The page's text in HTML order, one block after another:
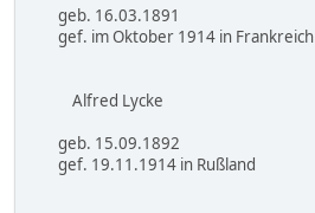
geb. 16.03.1891
gef. im Oktober 1914 in Frankreich
Alfred Lycke
geb. 15.09.1892
gef. 19.11.1914 in Rußland